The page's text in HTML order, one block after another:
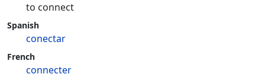
to connect
Spanish
conectar
French
connecter